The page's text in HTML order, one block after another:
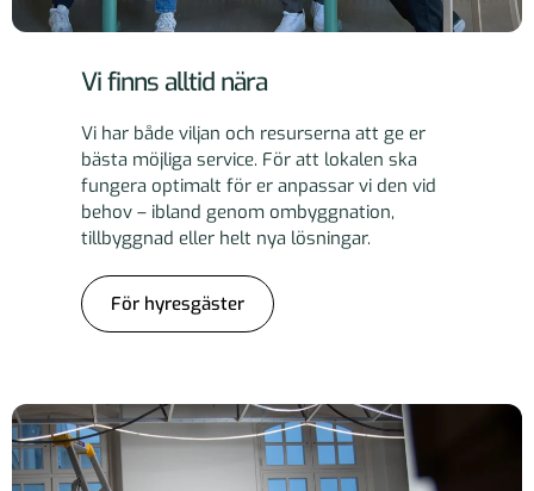
Vi finns alltid nära
Vi har både viljan och resurserna att ge er
bästa möjliga service. För att lokalen ska
fungera optimalt för er anpassar vi den vid
behov – ibland genom ombyggnation,
tillbyggnad eller helt nya lösningar.
För hyresgäster